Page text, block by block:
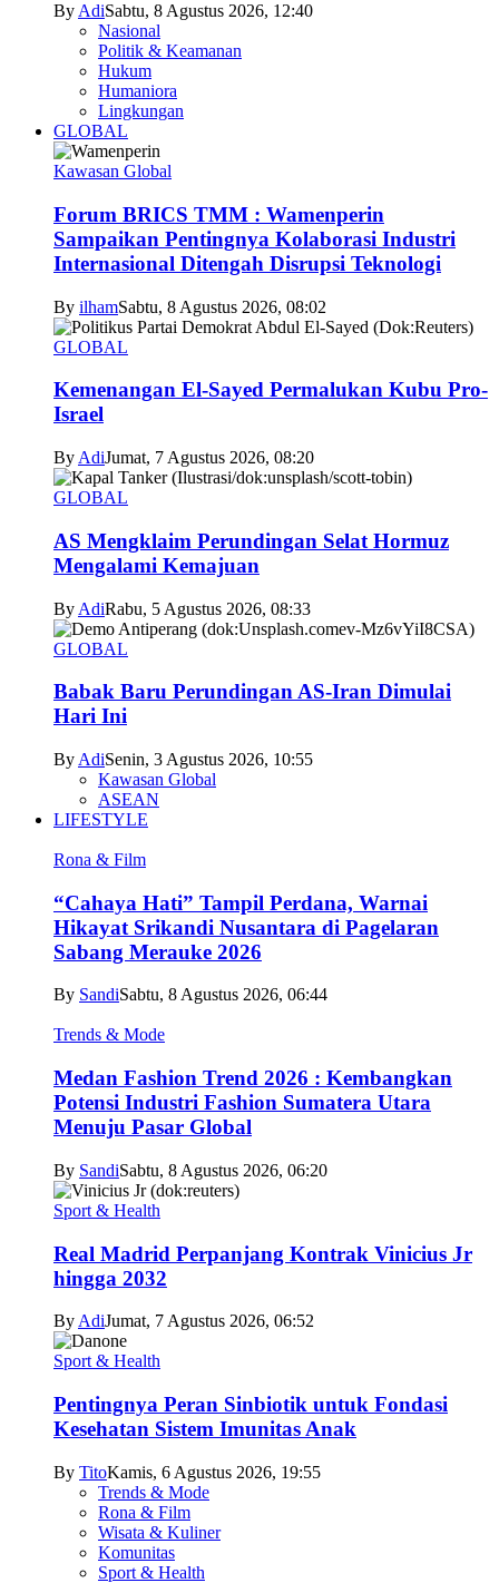
By AdiSabtu, 8 Agustus 2026, 12:40
Nasional
Politik & Keamanan
Hukum
Humaniora
Lingkungan
GLOBAL
Kawasan Global
Forum BRICS TMM : Wamenperin
Sampaikan Pentingnya Kolaborasi Industri
Internasional Ditengah Disrupsi Teknologi
By ilhamSabtu, 8 Agustus 2026, 08:02
GLOBAL
Kemenangan El-Sayed Permalukan Kubu Pro-
Israel
By AdiJumat, 7 Agustus 2026, 08:20
GLOBAL
AS Mengklaim Perundingan Selat Hormuz
Mengalami Kemajuan
By AdiRabu, 5 Agustus 2026, 08:33
GLOBAL
Babak Baru Perundingan AS-Iran Dimulai
Hari Ini
By AdiSenin, 3 Agustus 2026, 10:55
Kawasan Global
ASEAN
LIFESTYLE
Rona & Film
“Cahaya Hati” Tampil Perdana, Warnai
Hikayat Srikandi Nusantara di Pagelaran
Sabang Merauke 2026
By SandiSabtu, 8 Agustus 2026, 06:44
Trends & Mode
Medan Fashion Trend 2026 : Kembangkan
Potensi Industri Fashion Sumatera Utara
Menuju Pasar Global
By SandiSabtu, 8 Agustus 2026, 06:20
Sport & Health
Real Madrid Perpanjang Kontrak Vinicius Jr
hingga 2032
By AdiJumat, 7 Agustus 2026, 06:52
Sport & Health
Pentingnya Peran Sinbiotik untuk Fondasi
Kesehatan Sistem Imunitas Anak
By TitoKamis, 6 Agustus 2026, 19:55
Trends & Mode
Rona & Film
Wisata & Kuliner
Komunitas
Sport & Health